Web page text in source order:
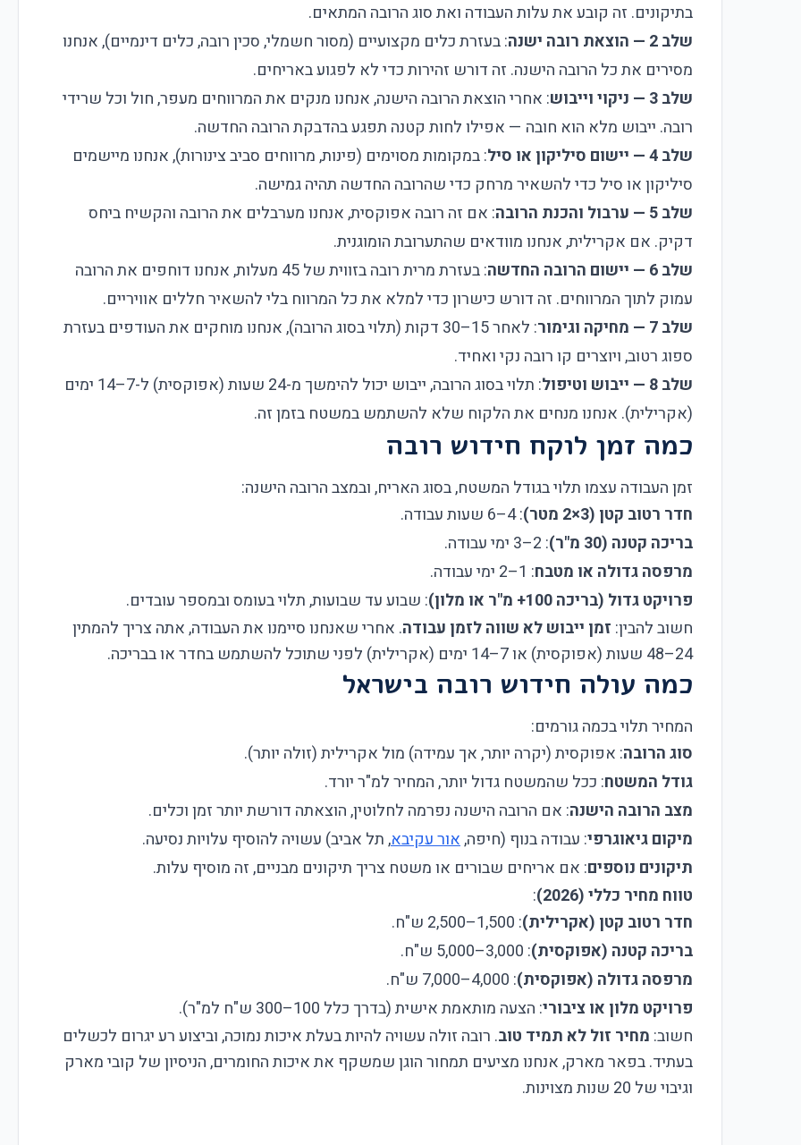
בתיקונים. זה קובע את עלות העבודה ואת סוג הרובה המתאים.
שלב 2 — הוצאת רובה ישנה
: בעזרת כלים מקצועיים (מסור חשמלי, סכין רובה, כלים דינמיים), אנחנו
מסירים את כל הרובה הישנה. זה דורש זהירות כדי לא לפגוע באריחים.
שלב 3 — ניקוי וייבוש
: אחרי הוצאת הרובה הישנה, אנחנו מנקים את המרווחים מעפר, חול וכל שרידי
רובה. ייבוש מלא הוא חובה — אפילו לחות קטנה תפגע בהדבקת הרובה החדשה.
שלב 4 — יישום סיליקון או סיל
: במקומות מסוימים (פינות, מרווחים סביב צינורות), אנחנו מיישמים
סיליקון או סיל כדי להשאיר מרחק כדי שהרובה החדשה תהיה גמישה.
שלב 5 — ערבול והכנת הרובה
: אם זה רובה אפוקסית, אנחנו מערבלים את הרובה והקשיח ביחס
דקיק. אם אקרילית, אנחנו מוודאים שהתערובת הומוגנית.
שלב 6 — יישום הרובה החדשה
: בעזרת מרית רובה בזווית של 45 מעלות, אנחנו דוחפים את הרובה
עמוק לתוך המרווחים. זה דורש כישרון כדי למלא את כל המרווח בלי להשאיר חללים אוויריים.
שלב 7 — מחיקה וגימור
: לאחר 15–30 דקות (תלוי בסוג הרובה), אנחנו מוחקים את העודפים בעזרת
ספוג רטוב, ויוצרים קו רובה נקי ואחיד.
שלב 8 — ייבוש וטיפול
: תלוי בסוג הרובה, ייבוש יכול להימשך מ-24 שעות (אפוקסית) ל-7–14 ימים
(אקרילית). אנחנו מנחים את הלקוח שלא להשתמש במשטח בזמן זה.
כמה זמן לוקח חידוש רובה
זמן העבודה עצמו תלוי בגודל המשטח, בסוג האריח, ובמצב הרובה הישנה:
חדר רטוב קטן (3×2 מטר)
: 4–6 שעות עבודה.
בריכה קטנה (30 מ"ר)
: 2–3 ימי עבודה.
מרפסה גדולה או מטבח: 1–2 ימי עבודה.
פרויקט גדול (בריכה 100+ מ"ר או מלון)
: שבוע עד שבועות, תלוי בעומס ובמספר עובדים.
חשוב להבין: זמן ייבוש לא שווה לזמן עבודה. אחרי שאנחנו סיימנו את העבודה, אתה צריך להמתין
24–48 שעות (אפוקסית) או 7–14 ימים (אקרילית) לפני שתוכל להשתמש בחדר או בבריכה.
כמה עולה חידוש רובה בישראל
המחיר תלוי בכמה גורמים:
סוג הרובה: אפוקסית (יקרה יותר, אך עמידה) מול אקרילית (זולה יותר).
גודל המשטח: ככל שהמשטח גדול יותר, המחיר למ"ר יורד.
מצב הרובה הישנה: אם הרובה הישנה נפרמה לחלוטין, הוצאתה דורשת יותר זמן וכלים.
מיקום גיאוגרפי: עבודה בנוף (חיפה,אור עקיבא, תל אביב) עשויה להוסיף עלויות נסיעה.
תיקונים נוספים: אם אריחים שבורים או משטח צריך תיקונים מבניים, זה מוסיף עלות.
טווח מחיר כללי (2026)
:
חדר רטוב קטן (אקרילית): 1,500–2,500 ש"ח.
בריכה קטנה (אפוקסית): 3,000–5,000 ש"ח.
מרפסה גדולה (אפוקסית): 4,000–7,000 ש"ח.
פרויקט מלון או ציבורי: הצעה מותאמת אישית (בדרך כלל 100–300 ש"ח למ"ר).
חשוב: מחיר זול לא תמיד טוב. רובה זולה עשויה להיות בעלת איכות נמוכה, וביצוע רע יגרום לכשלים
בעתיד. בפאר מארק, אנחנו מציעים תמחור הוגן שמשקף את איכות החומרים, הניסיון של קובי מארק
וגיבוי של 20 שנות מצוינות.